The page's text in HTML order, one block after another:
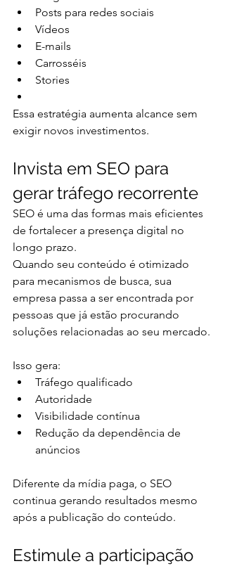
Posts para redes sociais
Vídeos
E-mails
Carrosséis
Stories
Essa estratégia aumenta alcance sem
exigir novos investimentos.
Invista em SEO para
gerar tráfego recorrente
SEO é uma das formas mais eficientes
de fortalecer a presença digital no
longo prazo.
Quando seu conteúdo é otimizado
para mecanismos de busca, sua
empresa passa a ser encontrada por
pessoas que já estão procurando
soluções relacionadas ao seu mercado.
Isso gera:
Tráfego qualificado
Autoridade
Visibilidade contínua
Redução da dependência de
anúncios
Diferente da mídia paga, o SEO
continua gerando resultados mesmo
após a publicação do conteúdo.
Estimule a participação